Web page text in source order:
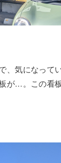
、気になって
が…。この看